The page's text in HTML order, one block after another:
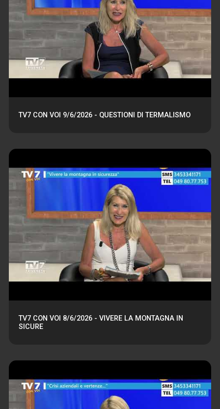
TV7 CON VOI 9/6/2026 - QUESTIONI DI TERMALISMO
TV7 CON VOI 8/6/2026 - VIVERE LA MONTAGNA IN
SICURE